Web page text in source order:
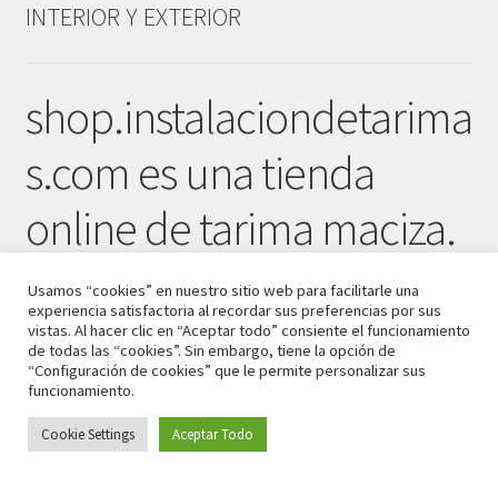
INTERIOR Y EXTERIOR
shop.instalaciondetarima
s.com es una tienda
online de tarima maciza.
E
Instalaciondetarimas.co
m es un blog formado
por un multisitio web
Usamos “cookies” en nuestro sitio web para facilitarle una
experiencia satisfactoria al recordar sus preferencias por sus
vistas. Al hacer clic en “Aceptar todo” consiente el funcionamiento
de todas las “cookies”. Sin embargo, tiene la opción de
“Configuración de cookies” que le permite personalizar sus
funcionamiento.
Cookie Settings Aceptar Todo